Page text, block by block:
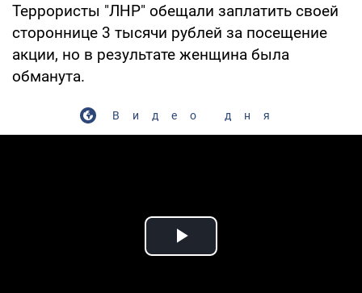
Террористы "ЛНР" обещали заплатить своей
стороннице 3 тысячи рублей за посещение
акции, но в результате женщина была
обманута.
Видео дня
Play Video